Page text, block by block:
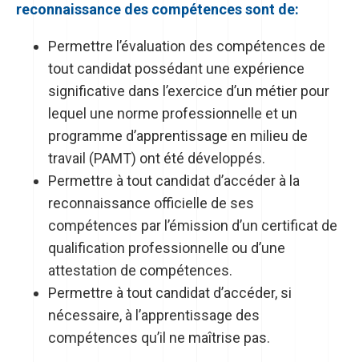
reconnaissance des compétences sont de:
Permettre l’évaluation des compétences de
tout candidat possédant une expérience
significative dans l’exercice d’un métier pour
lequel une norme professionnelle et un
programme d’apprentissage en milieu de
travail (PAMT) ont été développés.
Permettre à tout candidat d’accéder à la
reconnaissance officielle de ses
compétences par l’émission d’un certificat de
qualification professionnelle ou d’une
attestation de compétences.
Permettre à tout candidat d’accéder, si
nécessaire, à l’apprentissage des
compétences qu’il ne maîtrise pas.